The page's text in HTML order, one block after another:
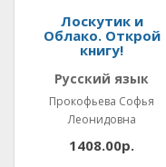
Лоскутик и
Облако. Открой
книгу!
Русский язык
Прокофьева Софья
Леонидовна
1408.00р.